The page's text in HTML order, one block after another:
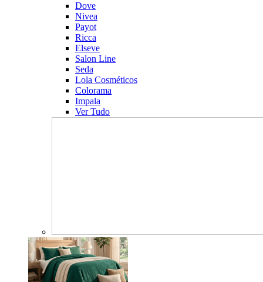
Dove
Nivea
Payot
Ricca
Elseve
Salon Line
Seda
Lola Cosméticos
Colorama
Impala
Ver Tudo